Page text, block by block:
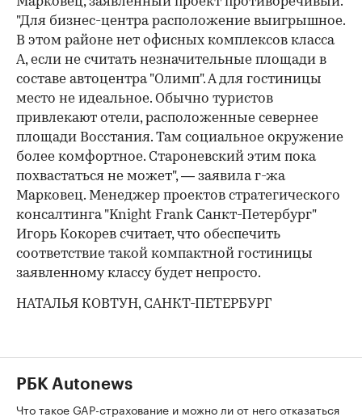
"Для бизнес-центра расположение выигрышное.
В этом районе нет офисных комплексов класса
А, если не считать незначительные площади в
составе автоцентра "Олимп". А для гостиницы
место не идеальное. Обычно туристов
привлекают отели, расположенные севернее
площади Восстания. Там социальное окружение
более комфортное. Староневский этим пока
похвастаться не может", — заявила г-жа
Марковец. Менеджер проектов стратегического
консалтинга "Knight Frank Санкт-Петербург"
Игорь Кокорев считает, что обеспечить
соответствие такой компактной гостиницы
заявленному классу будет непросто.
НАТАЛЬЯ КОВТУН, САНКТ-ПЕТЕРБУРГ
РБК Autonews
Что такое GAP-страхование и можно ли от него отказаться